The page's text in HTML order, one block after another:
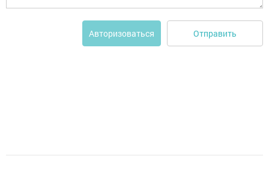
Авторизоваться Отправить